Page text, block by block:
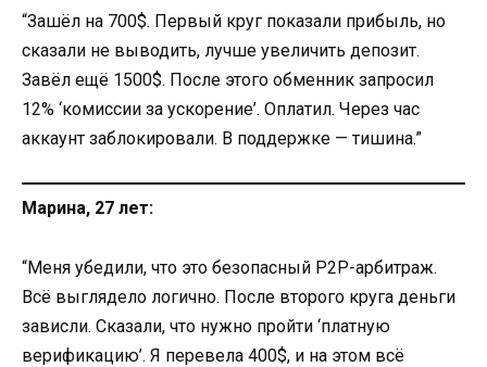
“Зашёл на 700$. Первый круг показали прибыль, но
сказали не выводить, лучше увеличить депозит.
Завёл ещё 1500$. После этого обменник запросил
12% ‘комиссии за ускорение’. Оплатил. Через час
аккаунт заблокировали. В поддержке — тишина.”
Марина, 27 лет:
“Меня убедили, что это безопасный P2P-арбитраж.
Всё выглядело логично. После второго круга деньги
зависли. Сказали, что нужно пройти ‘платную
верификацию’. Я перевела 400$, и на этом всё